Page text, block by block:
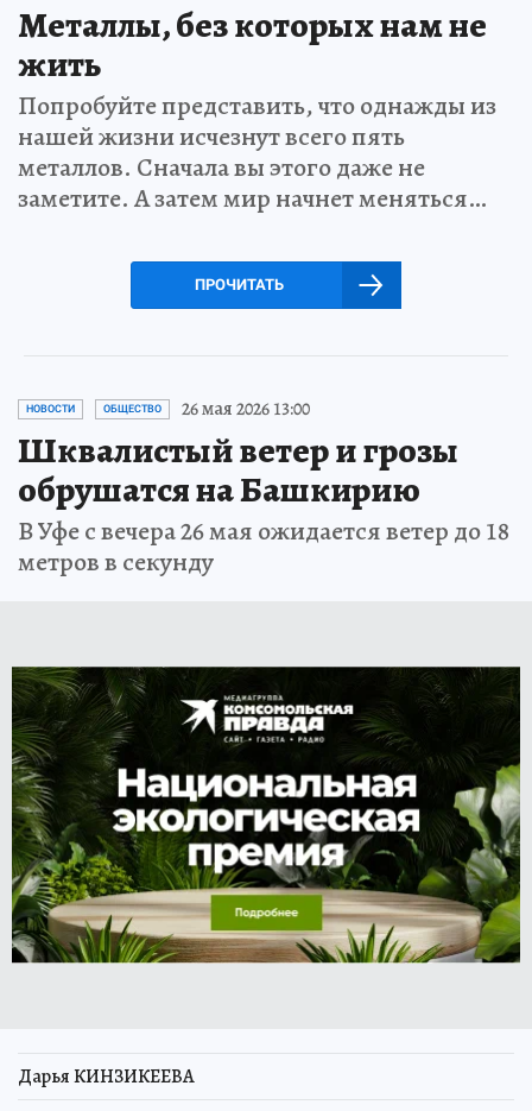
Металлы, без которых нам не
жить
Попробуйте представить, что однажды из
нашей жизни исчезнут всего пять
металлов. Сначала вы этого даже не
заметите. А затем мир начнет меняться…
ПРОЧИТАТЬ
НОВОСТИ ОБЩЕСТВО 26 мая 2026 13:00
Шквалистый ветер и грозы
обрушатся на Башкирию
В Уфе с вечера 26 мая ожидается ветер до 18
метров в секунду
Дарья КИНЗИКЕЕВА